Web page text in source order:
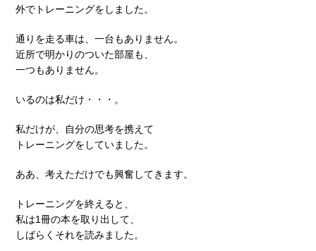
外でトレーニングをしました。
通りを走る車は、一台もありません。
近所で明かりのついた部屋も、
一つもありません。
いるのは私だけ・・・。
私だけが、自分の思考を携えて
トレーニングをしていました。
ああ、考えただけでも興奮してきます。
トレーニングを終えると、
私は1冊の本を取り出して、
しばらくそれを読みました。